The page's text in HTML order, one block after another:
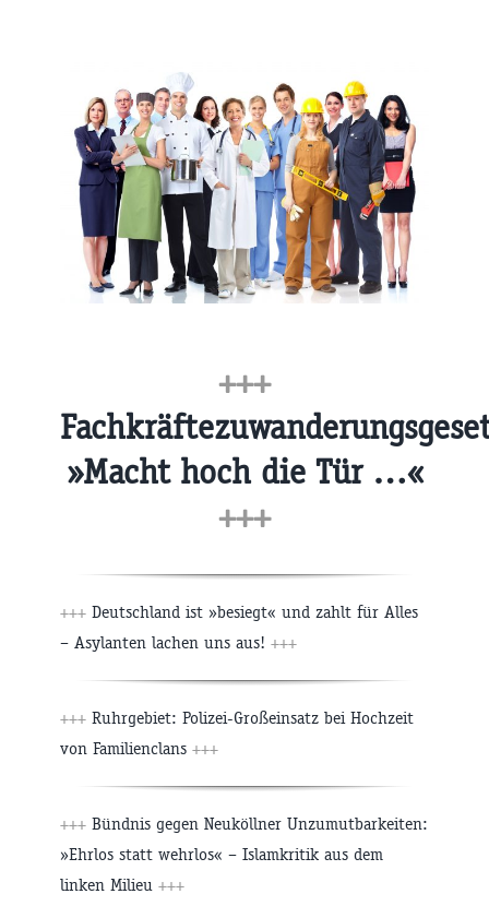
+++
»Macht hoch die Tür …«
+++
+++ Deutschland ist »besiegt« und zahlt für Alles
– Asylanten lachen uns aus! +++
+++ Ruhrgebiet: Polizei-Großeinsatz bei Hochzeit
von Familienclans +++
+++ Bündnis gegen Neuköllner Unzumutbarkeiten:
»Ehrlos statt wehrlos« – Islamkritik aus dem
linken Milieu +++